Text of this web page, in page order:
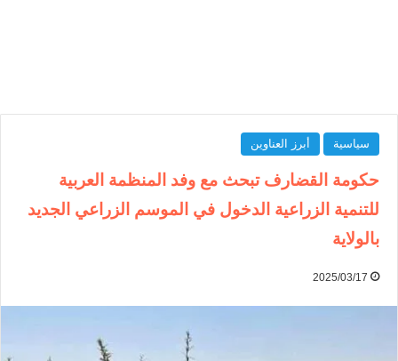
سياسية أبرز العناوين
حكومة القضارف تبحث مع وفد المنظمة العربية
للتنمية الزراعية الدخول في الموسم الزراعي الجديد
بالولاية
2025/03/17